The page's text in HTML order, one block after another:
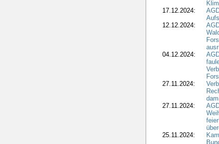
17.12.2024:
12.12.2024:
04.12.2024:
27.11.2024:
27.11.2024:
25.11.2024: